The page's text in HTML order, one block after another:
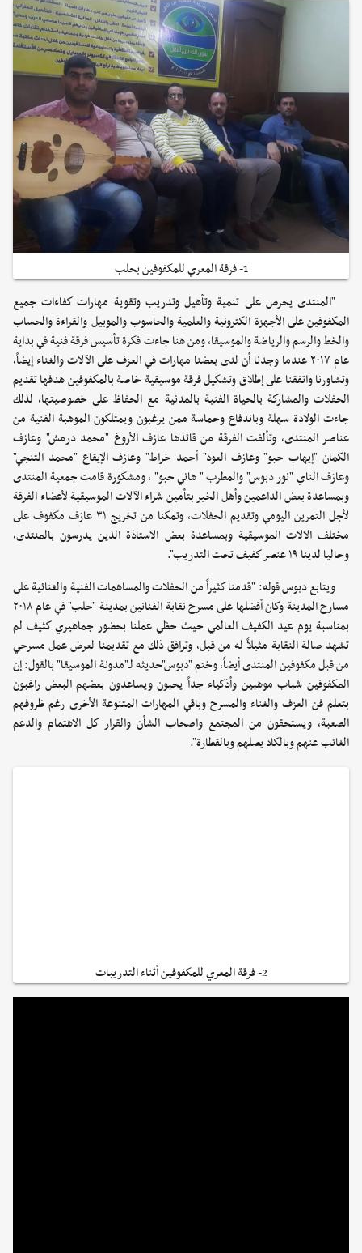
1- فرقة المعري للمكفوفين بحلب
"المنتدى يحرص على تنمية وتأهيل وتدريب وتقوية مهارات كفاءات جميع
المكفوفين على الأجهزة الكترونية والعلمية والحاسوب والموبيل والقراءة والحساب
والخط والرسم والرياضة والموسيقا، ومن هنا جاءت فكرة تأسيس فرقة فنية في بداية
عام ٢٠١٧ عندما وجدنا أن لدى بعضنا مهارات في العزف على الآلات والغناء إيضاً،
وتشاورنا واتفقنا على إطلاق وتشكيل فرقة موسيقية خاصة بالمكفوفين هدفها تقديم
الحفلات والمشاركة بالحياة الفنية بالمدنية مع الحفاظ على خصوصيتها، لذلك
جاءت الولادة سهلة وباندفاع وحماسة ممن يرغبون ويمتلكون الموهبة الفنية من
عناصر المنتدى، وتألفت الفرقة من قائدها عازف الأروغ "محمد درمش" وعازف
الكمان "إيهاب حبو" وعازف العود" أحمد خراط" وعازف الإيقاع "محمد التنجي"
وعازف الناي "نور دبوس" والمطرب " هاني حبو" ، ومشكورة قامت جمعية المنتدى
وبمساعدة بعض الداعمين وأهل الخير بتأمين شراء الآلات الموسيقية لأعضاء الفرقة
لأجل التمرين اليومي وتقديم الحفلات، وتمكنا من تخريج ٣١ عازف مكفوف على
مختلف الالات الموسيقية وبمساعدة بعض الاستاذة الذين يدرسون بالمنتدى،
وحاليا لدينا ١٩ عنصر كفيف تحت التدريب".
ويتابع دبوس قوله: "قدمنا كثيراً من الحفلات والمساهمات الفنية والغنائية على
مسارح المدينة وكان أفضلها على مسرح نقابة الفنانين بمدينة "حلب" في عام ٢٠١٨
بمناسبة يوم عيد الكفيف العالمي حيث حظي عملنا بحضور جماهيري كثيف لم
تشهد صالة النقابة مثيلاً له من قبل، وترافق ذلك مع تقديمنا لعرض عمل مسرحي
من قبل مكفوفين المنتدى أيضاً، وختم "دبوس"حديثه لـ"مدونة الموسيقا" بالقول: إن
المكفوفين شباب موهبين وأذكياء جداً يحبون ويساعدون بعضهم البعض راغبون
بتعلم فن العزف والغناء والمسرح وباقي المهارات المتنوعة الأخرى رغم ظروفهم
الصعبة، ويستحقون من المجتمع واصحاب الشأن والقرار كل الاهتمام والدعم
الغائب عنهم وبالكاد يصلهم وبالقطارة".
2- فرقة المعري للمكفوفين أثناء التدريبات